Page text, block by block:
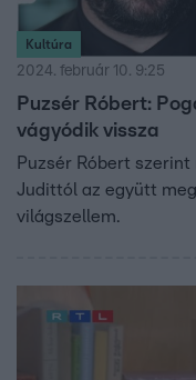
Kultúra
2024. február 10. 9:25
Puzsér Róbert:
vágyódik vissza
Puzsér Róbert
Judittól az együtt
világszellem.